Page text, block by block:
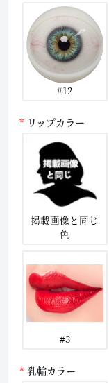
#12
リップカラー
掲載画像と同じ
色
#3
乳輪カラー